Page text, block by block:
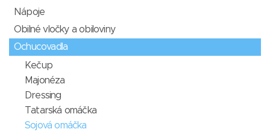
Nápoje
Obilné vločky a obiloviny
Ochucovadla
Kečup
Majonéza
Dressing
Tatarská omáčka
Sojová omáčka